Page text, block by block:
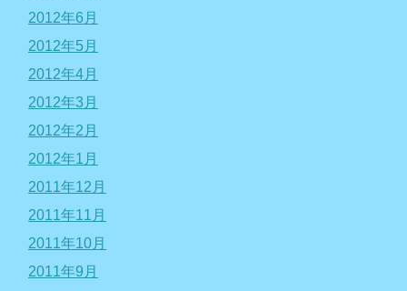
2012年6月
2012年5月
2012年4月
2012年3月
2012年2月
2012年1月
2011年12月
2011年11月
2011年10月
2011年9月